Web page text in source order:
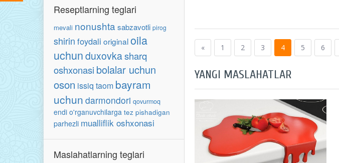
Reseptlarning teglari
mevali nonushta sabzavotli pirog
shirin foydali originaloila
uchunduxovkasharq
oshxonasi bolalar uchun
oson issiq taom bayram
uchun darmondori qovurmoq
endi o'rganuvchilarga tez pishadigan
parhezli mualliflik oshxonasi
Maslahatlarning teglari
« 1 2 3 4 5 6
YANGI MASLAHATLAR